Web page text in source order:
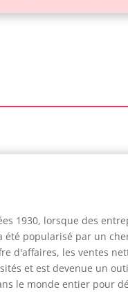
1930, lorsque des
popularisé par un
d'affaires, les ventes
et est devenue un
le monde entier pour